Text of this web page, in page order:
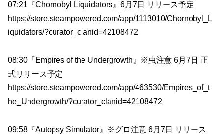
07:21『Chornobyl Liquidators』6月7日 リリース予定
https://store.steampowered.com/app/1113010/Chornobyl_L
iquidators/?curator_clanid=42108472
08:30『Empires of the Undergrowth』※虫注意 6月7日 正
式リリース予定
https://store.steampowered.com/app/463530/Empires_of_t
he_Undergrowth/?curator_clanid=42108472
09:58『Autopsy Simulator』※グロ注意 6月7日 リリース